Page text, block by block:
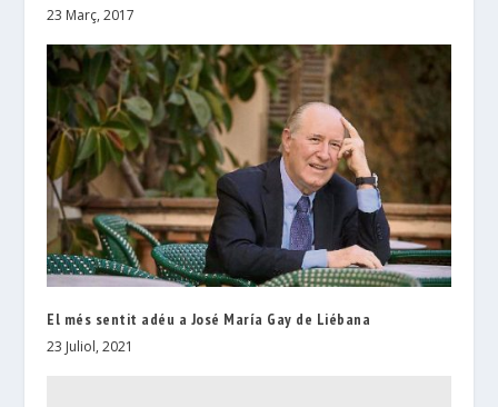
23 Març, 2017
El més sentit adéu a José María Gay de Liébana
23 Juliol, 2021